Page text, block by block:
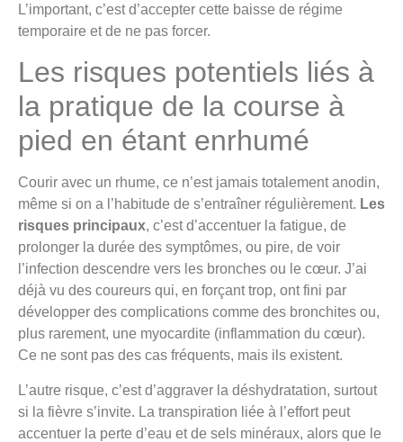
L’important, c’est d’accepter cette baisse de régime
temporaire et de ne pas forcer.
Les risques potentiels liés à
la pratique de la course à
pied en étant enrhumé
Courir avec un rhume, ce n’est jamais totalement anodin,
même si on a l’habitude de s’entraîner régulièrement. Les
risques principaux, c’est d’accentuer la fatigue, de
prolonger la durée des symptômes, ou pire, de voir
l’infection descendre vers les bronches ou le cœur. J’ai
déjà vu des coureurs qui, en forçant trop, ont fini par
développer des complications comme des bronchites ou,
plus rarement, une myocardite (inflammation du cœur).
Ce ne sont pas des cas fréquents, mais ils existent.
L’autre risque, c’est d’aggraver la déshydratation, surtout
si la fièvre s’invite. La transpiration liée à l’effort peut
accentuer la perte d’eau et de sels minéraux, alors que le